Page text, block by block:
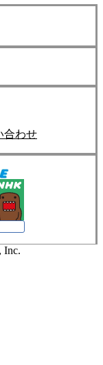
合わせ
Inc.